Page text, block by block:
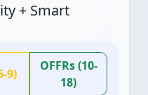
+ Smart
9)
OFFRs (10-
18)